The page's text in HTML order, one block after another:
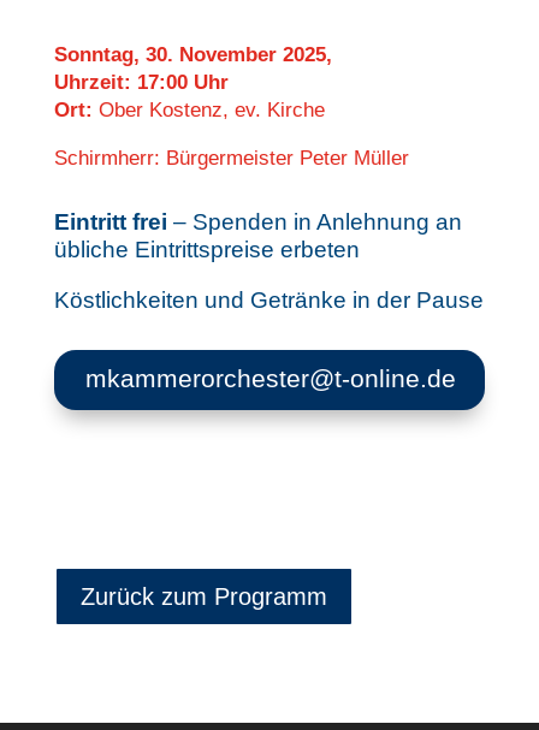
Sonntag, 30. November 2025,
Uhrzeit: 17:00 Uhr
Ort: Ober Kostenz, ev. Kirche
Schirmherr: Bürgermeister Peter Müller
Eintritt frei – Spenden in Anlehnung an
übliche Eintrittspreise erbeten
Köstlichkeiten und Getränke in der Pause
mkammerorchester@t-online.de
Zurück zum Programm